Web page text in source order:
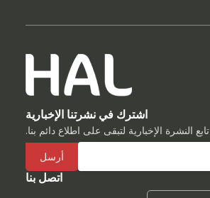
اشترك في نشرتنا الإخبارية
تابع النشرة الإخبارية لتبقى على اطلاع دائم بنا.
اتصل بنا